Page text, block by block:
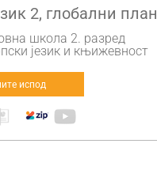
2, глобални план
школа 2. разред
језик и књижевност
испод